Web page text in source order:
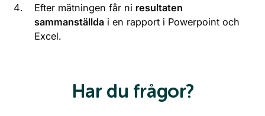
Efter mätningen får ni resultaten
sammanställdai en rapport i Powerpoint och
Excel.
Har du frågor?